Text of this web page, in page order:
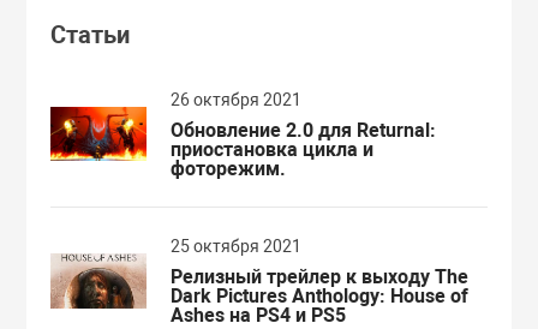
Статьи
26 октября 2021
Обновление 2.0 для Returnal:
приостановка цикла и
фоторежим.
25 октября 2021
Релизный трейлер к выходу The
Dark Pictures Anthology: House of
Ashes на PS4 и PS5